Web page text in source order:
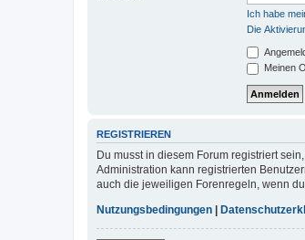
Ich habe
Die
Meinen
REGISTRIEREN
Du musst in diesem Forum registriert
Administration kann registrierten
auch die jeweiligen Forenregeln, wenn
Nutzungsbedingungen